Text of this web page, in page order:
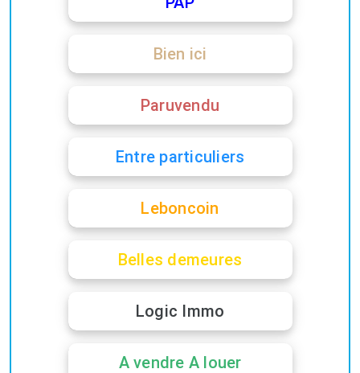
Bien ici
Paruvendu
Entre particuliers
Leboncoin
Belles demeures
Logic Immo
A vendre A louer